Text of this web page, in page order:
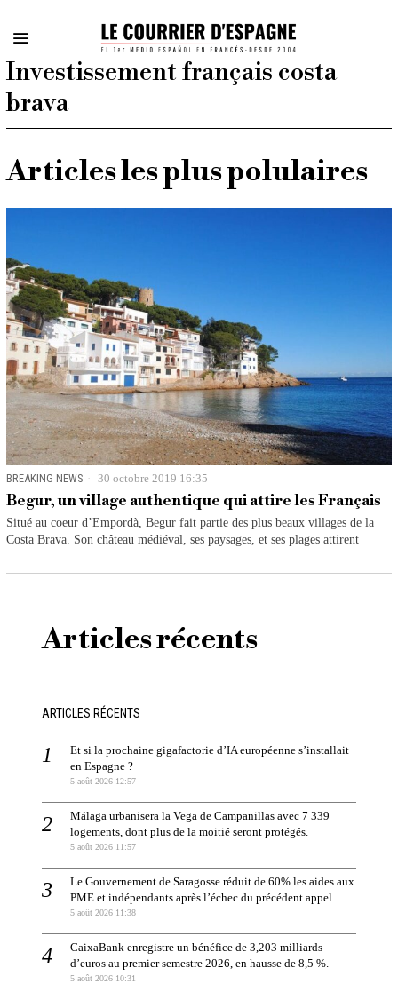
Investissement français costa
brava
Articles les plus polulaires
BREAKING NEWS 30 octobre 2019 16:35
Begur, un village authentique qui attire les Français
Situé au coeur d’Empordà, Begur fait partie des plus beaux villages de la
Costa Brava. Son château médiéval, ses paysages, et ses plages attirent
Articles récents
ARTICLES RÉCENTS
Et si la prochaine gigafactorie d’IA européenne s’installait
en Espagne ?
5 août 2026 12:57
Málaga urbanisera la Vega de Campanillas avec 7 339
logements, dont plus de la moitié seront protégés.
5 août 2026 11:57
Le Gouvernement de Saragosse réduit de 60% les aides aux
PME et indépendants après l’échec du précédent appel.
5 août 2026 11:38
CaixaBank enregistre un bénéfice de 3,203 milliards
d’euros au premier semestre 2026, en hausse de 8,5 %.
5 août 2026 10:31